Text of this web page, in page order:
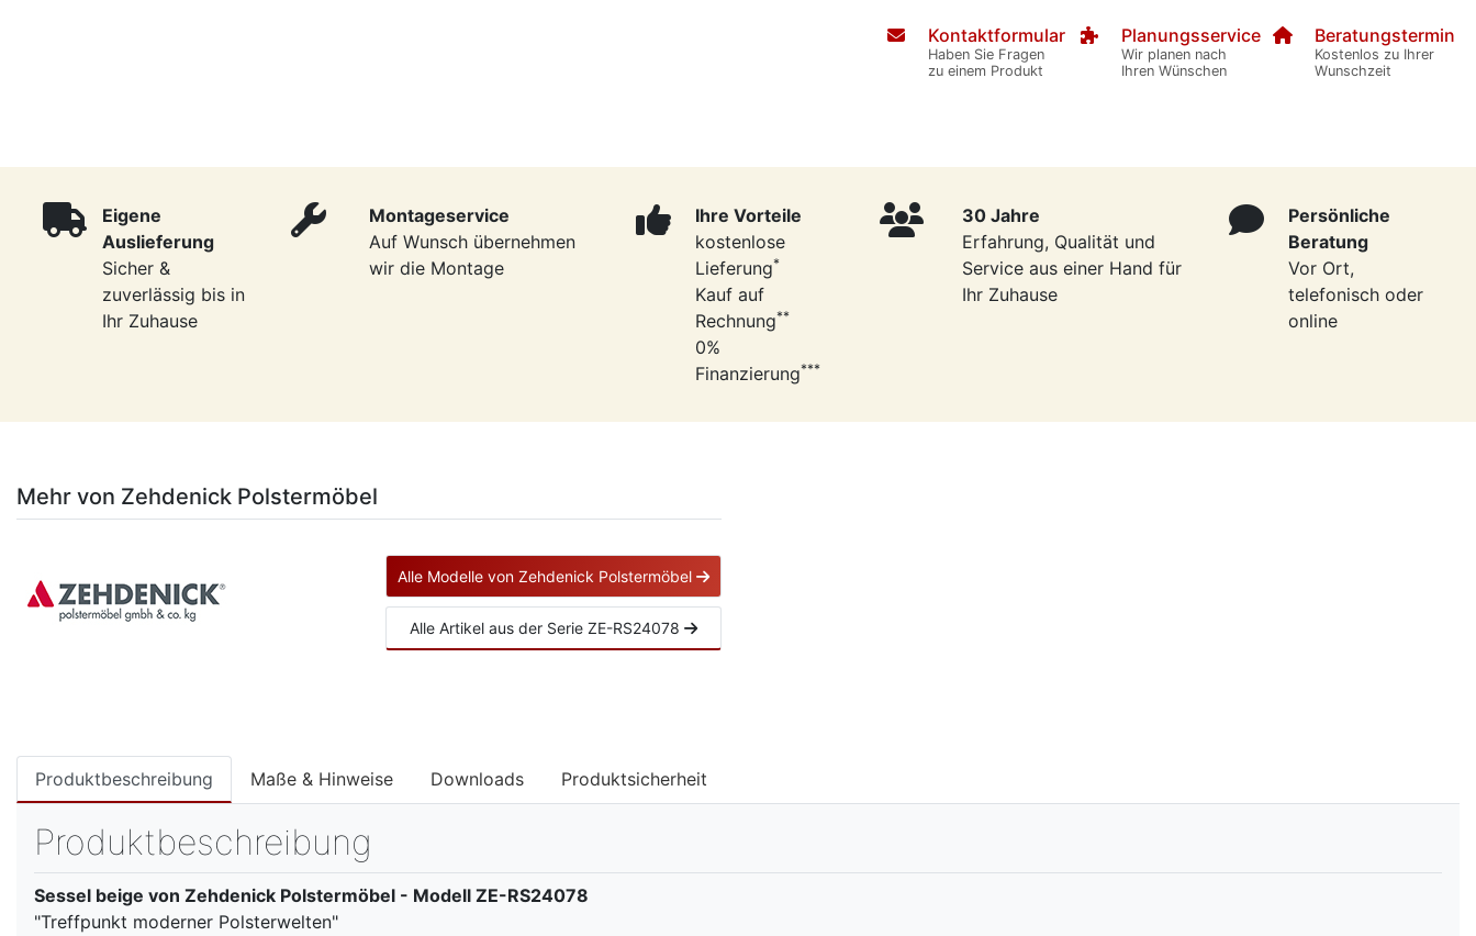
Kontaktformular
Haben Sie Fragen
zu einem Produkt
Planungsservice
Wir planen nach
Ihren Wünschen
Beratungstermin
Kostenlos zu Ihrer
Wunschzeit
Eigene
Auslieferung
Sicher &
zuverlässig bis in
Ihr Zuhause
Montageservice
Auf Wunsch übernehmen
wir die Montage
Ihre Vorteile
kostenlose
Lieferung*
Kauf auf
Rechnung**
0%
Finanzierung***
30 Jahre
Erfahrung, Qualität und
Service aus einer Hand für
Ihr Zuhause
Persönliche
Beratung
Vor Ort,
telefonisch oder
online
Mehr von Zehdenick Polstermöbel
Alle Modelle von Zehdenick Polstermöbel
Alle Artikel aus der Serie ZE-RS24078
Produktbeschreibung Maße & Hinweise Downloads Produktsicherheit
Produktbeschreibung
Sessel beige von Zehdenick Polstermöbel - Modell ZE-RS24078
"Treffpunkt moderner Polsterwelten"